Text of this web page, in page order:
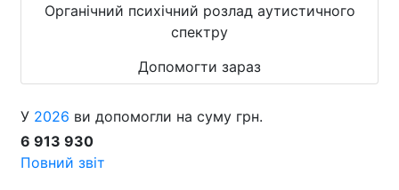
Органічний психічний розлад аутистичного
спектру
Допомогти зараз
У 2026 ви допомогли на суму грн.
6 913 930
Повний звіт